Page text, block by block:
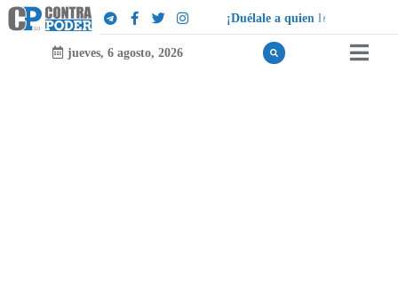
¡Duélale a quien l e
jueves, 6 agosto, 2026